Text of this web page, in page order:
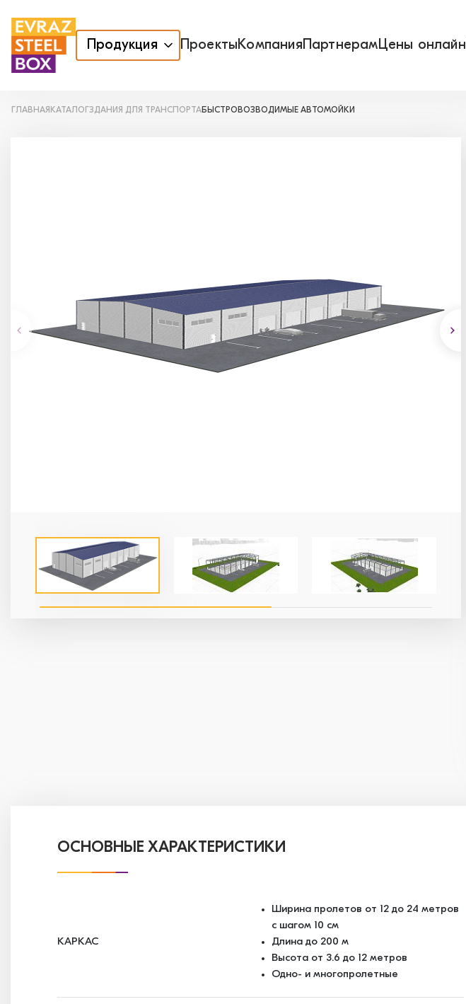
Продукция ПроектыКомпанияПартнерамЦены онлайн
ГЛАВНАЯ КАТАЛОГ ЗДАНИЯ ДЛЯ ТРАНСПОРТАБЫСТРОВОЗВОДИМЫЕ АВТОМОЙКИ
ОСНОВНЫЕ ХАРАКТЕРИСТИКИ
КАРКАС
Ширина пролетов от 12 до 24 метров
с шагом 10 см
Длина до 200 м
Высота от 3.6 до 12 метров
Одно- и многопролетные